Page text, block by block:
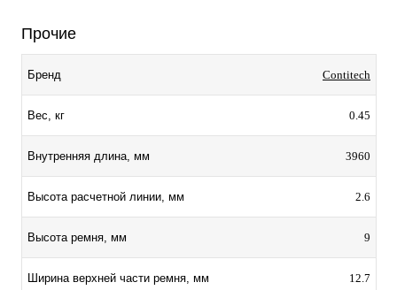
Прочие
Бренд Contitech
Вес, кг 0.45
Внутренняя длина, мм 3960
Высота расчетной линии, мм 2.6
Высота ремня, мм 9
Ширина верхней части ремня, мм 12.7